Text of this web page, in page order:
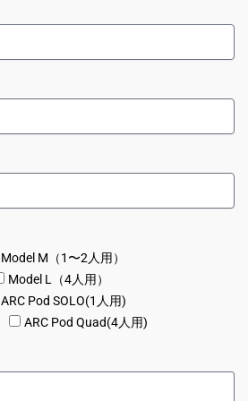
Model M（1〜2人用）
Model L（4人用）
ARC Pod SOLO(1人用)
ARC Pod Quad(4人用)